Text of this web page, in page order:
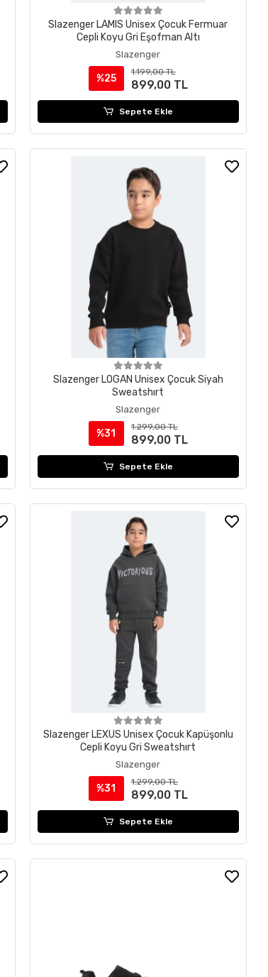
Slazenger LAMIS Unisex Çocuk Fermuar
Cepli Koyu Gri Eşofman Altı
Slazenger
%25
1.199,00 TL
899,00 TL
Sepete Ekle
Slazenger LOGAN Unisex Çocuk Siyah
Sweatshırt
Slazenger
%31
1.299,00 TL
899,00 TL
Sepete Ekle
Slazenger LEXUS Unisex Çocuk Kapüşonlu
Cepli Koyu Gri Sweatshırt
Slazenger
%31
1.299,00 TL
899,00 TL
Sepete Ekle